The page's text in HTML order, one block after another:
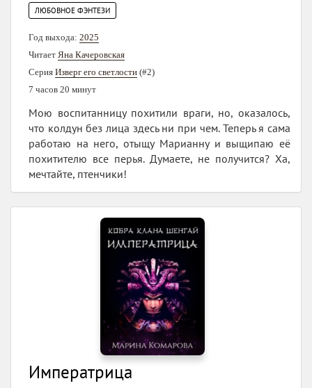
ЛЮБОВНОЕ ФЭНТЕЗИ
Год выхода: 2025
Читает Яна Качеровская
Серия Изверг его светлости (#2)
7 часов 20 минут
Мою воспитанницу похитили враги, но, оказалось,
что колдун без лица здесь ни при чем. Теперь я сама
работаю на него, отыщу Марианну и выщипаю её
похитителю все перья. Думаете, не получится? Ха,
мечтайте, птенчики!
Императрица